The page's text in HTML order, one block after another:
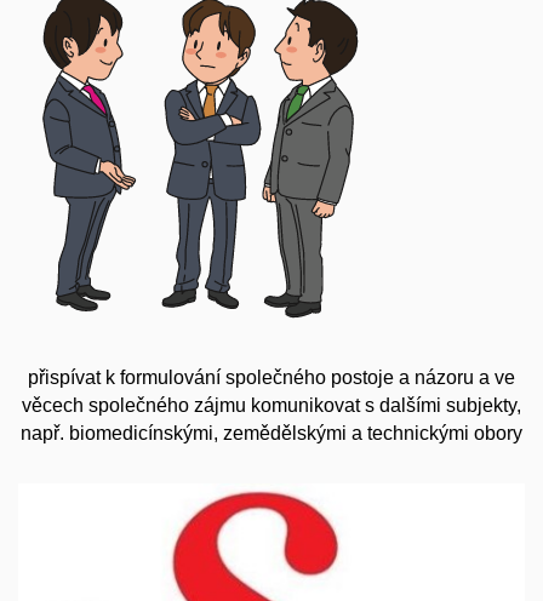
přispívat k formulování společného postoje a názoru a ve
věcech společného zájmu komunikovat s dalšími subjekty,
např. biomedicínskými, zemědělskými a technickými obory